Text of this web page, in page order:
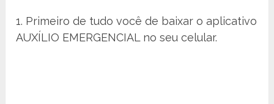
1. Primeiro de tudo você de baixar o aplicativo
AUXÍLIO EMERGENCIAL no seu celular.